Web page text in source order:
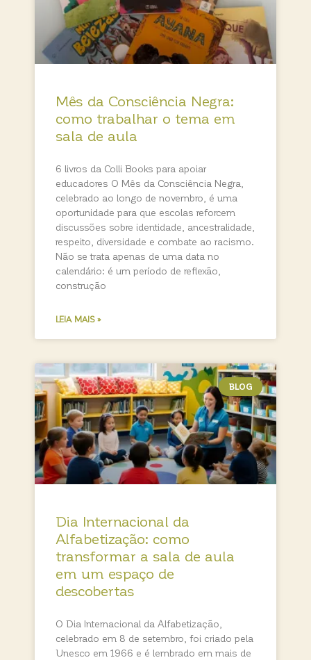
Mês da Consciência Negra:
como trabalhar o tema em
sala de aula
6 livros da Colli Books para apoiar
educadores O Mês da Consciência Negra,
celebrado ao longo de novembro, é uma
oportunidade para que escolas reforcem
discussões sobre identidade, ancestralidade,
respeito, diversidade e combate ao racismo.
Não se trata apenas de uma data no
calendário: é um período de reflexão,
construção
LEIA MAIS »
BLOG
Dia Internacional da
Alfabetização: como
transformar a sala de aula
em um espaço de
descobertas
O Dia Internacional da Alfabetização,
celebrado em 8 de setembro, foi criado pela
Unesco em 1966 e é lembrado em mais de